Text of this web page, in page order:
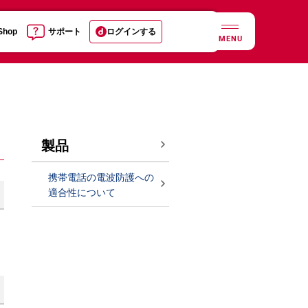
サポート ログインする
MENU
製品
携帯電話の電波防護への
適合性について